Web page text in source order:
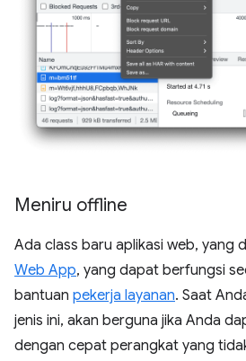
Meniru offline
Ada class baru aplikasi web, yang
Web App, yang dapat berfungsi
bantuan pekerja layanan. Saat
jenis ini, akan berguna jika Anda
dengan cepat perangkat yang